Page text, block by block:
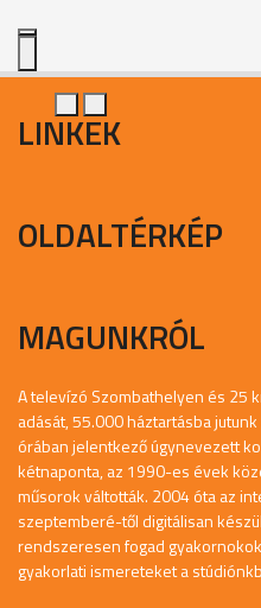
LINKEK
OLDALTÉRKÉP
MAGUNKRÓL
A televízó Szombathelyen és 25
adását, 55.000 háztartásba
órában jelentkező úgynevezett
kétnaponta, az 1990-es évek
műsorok váltották. 2004 óta az
szeptemberé-től digitálisan
rendszeresen fogad
gyakorlati ismereteket a